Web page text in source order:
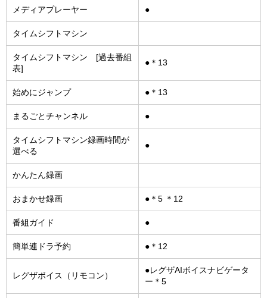
メディアプレーヤー ●
タイムシフトマシン
タイムシフトマシン [過去番組
表]
●＊13
始めにジャンプ ●＊13
まるごとチャンネル ●
タイムシフトマシン録画時間が
選べる
●
かんたん録画
おまかせ録画 ●＊5 ＊12
番組ガイド ●
簡単連ドラ予約 ●＊12
レグザボイス（リモコン）
●レグザAIボイスナビゲータ
ー＊5